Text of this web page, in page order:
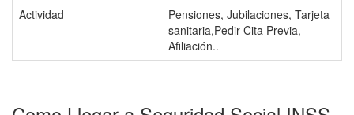
Actividad
Pensiones, Jubilaciones, Tarjeta
sanitaria,Pedir Cita Previa,
Afiliación..